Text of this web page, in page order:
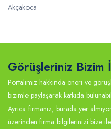
Akçakoca
Görüşleriniz Bizim
Portalımız hakkında öneri ve
bizimle paylaşarak katkıda
Ayrıca firmanız, burada yer
üzerinden firma bilgilerinizi bize